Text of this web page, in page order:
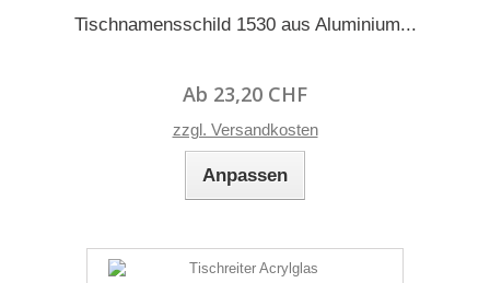
Tischnamensschild 1530 aus Aluminium...
Ab 23,20 CHF
zzgl. Versandkosten
Anpassen